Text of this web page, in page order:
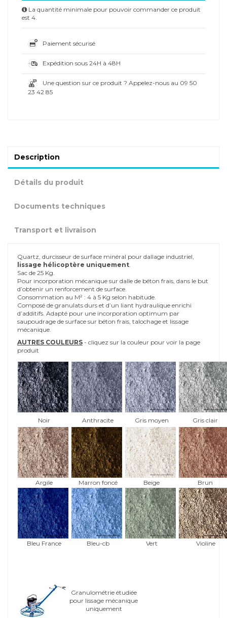
La quantité minimale pour pouvoir commander ce produit
est 4.
Paiement sécurisé
Expédition sous 24H à 48H
Une question sur ce produit ? Appelez-nous au 09 50
23 42 85
Description
Détails du produit
Documents techniques
Transport et livraison
Quartz, durcisseur de surface minéral pour dallage industriel,
lissage hélicoptère uniquement
Sac de 25 Kg.
Pour incorporation mécanique sur dalle de béton frais, dans le but
d’obtenir un renforcement de surface.
Consommation au M² : 4 à 5 Kg selon habitude.
Composé de granulats durs et d’un liant hydraulique enrichi
d’additifs. Adapté pour une incorporation optimum par
saupoudrage de surface sur béton frais, talochage et lissage
mécanique.
AUTRES COULEURS - cliquez sur la couleur pour voir la page
produit
Noir Anthracite Gris moyen Gris clair
Argile Marron foncé Beige Brun
Bleu France Bleu-cb Vert Violine
Granulométrie étudiée
pour lissage mécanique
uniquement